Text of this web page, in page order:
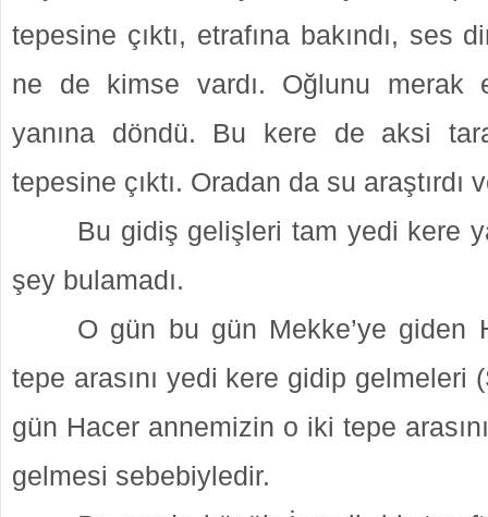
tepesine çıktı, etrafına bakındı, ses
ne de kimse vardı. Oğlunu merak
yanına döndü. Bu kere de aksi
tepesine çıktı. Oradan da su araştırdı
Bu gidiş gelişleri tam yedi kere
şey bulamadı.
O gün bu gün Mekke’ye giden
tepe arasını yedi kere gidip gelmeleri
gün Hacer annemizin o iki tepe
gelmesi sebebiyledir.